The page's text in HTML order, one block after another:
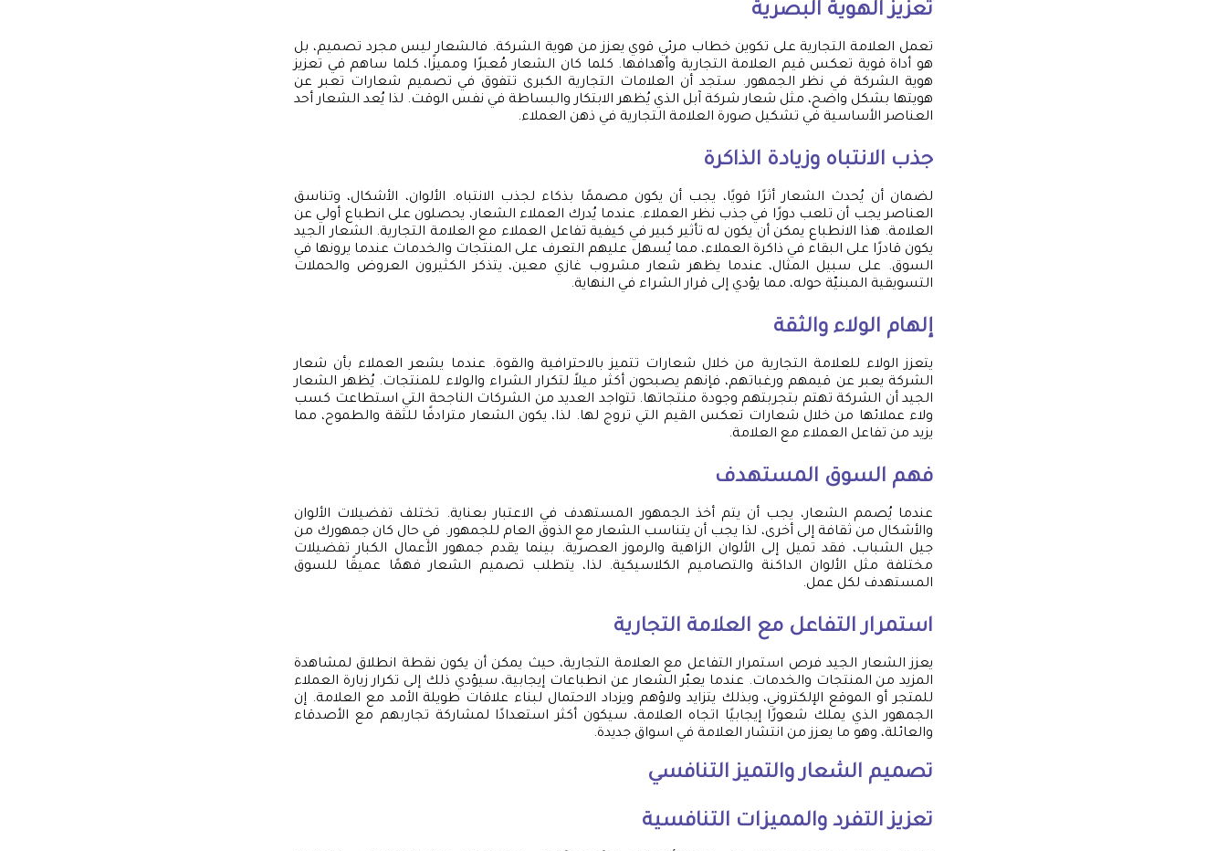
تعزيز الهوية البصرية
تعمل العلامة التجارية على تكوين خطاب مرئي قوي يعزز من هوية الشركة. فالشعار ليس مجرد تصميم، بل
هو أداة قوية تعكس قيم العلامة التجارية وأهدافها. كلما كان الشعار مُعبرًا ومميزًا، كلما ساهم في تعزيز
هوية الشركة في نظر الجمهور. ستجد أن العلامات التجارية الكبرى تتفوق في تصميم شعارات تعبر عن
هويتها بشكل واضح، مثل شعار شركة آبل الذي يُظهر الابتكار والبساطة في نفس الوقت. لذا يُعد الشعار أحد
العناصر الأساسية في تشكيل صورة العلامة التجارية في ذهن العملاء.
جذب الانتباه وزيادة الذاكرة
لضمان أن يُحدث الشعار أثرًا قويًا، يجب أن يكون مصممًا بذكاء لجذب الانتباه. الألوان، الأشكال، وتناسق
العناصر يجب أن تلعب دورًا في جذب نظر العملاء. عندما يُدرك العملاء الشعار، يحصلون على انطباع أولي عن
العلامة. هذا الانطباع يمكن أن يكون له تأثير كبير في كيفية تفاعل العملاء مع العلامة التجارية. الشعار الجيد
يكون قادرًا على البقاء في ذاكرة العملاء، مما يُسهل عليهم التعرف على المنتجات والخدمات عندما يرونها في
السوق. على سبيل المثال، عندما يظهر شعار مشروب غازي معين، يتذكر الكثيرون العروض والحملات
التسويقية المبنيّة حوله، مما يؤدي إلى قرار الشراء في النهاية.
إلهام الولاء والثقة
يتعزز الولاء للعلامة التجارية من خلال شعارات تتميز بالاحترافية والقوة. عندما يشعر العملاء بأن شعار
الشركة يعبر عن قيمهم ورغباتهم، فإنهم يصبحون أكثر ميلاً لتكرار الشراء والولاء للمنتجات. يُظهر الشعار
الجيد أن الشركة تهتم بتجربتهم وجودة منتجاتها. تتواجد العديد من الشركات الناجحة التي استطاعت كسب
ولاء عملائها من خلال شعارات تعكس القيم التي تروج لها. لذا، يكون الشعار مترادفًا للثقة والطموح، مما
يزيد من تفاعل العملاء مع العلامة.
فهم السوق المستهدف
عندما يُصمم الشعار، يجب أن يتم أخذ الجمهور المستهدف في الاعتبار بعناية. تختلف تفضيلات الألوان
والأشكال من ثقافة إلى أخرى، لذا يجب أن يتناسب الشعار مع الذوق العام للجمهور. في حال كان جمهورك من
جيل الشباب، فقد تميل إلى الألوان الزاهية والرموز العصرية. بينما يقدم جمهور الأعمال الكبار تفضيلات
مختلفة مثل الألوان الداكنة والتصاميم الكلاسيكية. لذا، يتطلب تصميم الشعار فهمًا عميقًا للسوق
المستهدف لكل عمل.
استمرار التفاعل مع العلامة التجارية
يعزز الشعار الجيد فرص استمرار التفاعل مع العلامة التجارية، حيث يمكن أن يكون نقطة انطلاق لمشاهدة
المزيد من المنتجات والخدمات. عندما يعبّر الشعار عن انطباعات إيجابية، سيؤدي ذلك إلى تكرار زيارة العملاء
للمتجر أو الموقع الإلكتروني، وبذلك يتزايد ولاؤهم ويزداد الاحتمال لبناء علاقات طويلة الأمد مع العلامة. إن
الجمهور الذي يملك شعورًا إيجابيًا اتجاه العلامة، سيكون أكثر استعدادًا لمشاركة تجاربهم مع الأصدقاء
والعائلة، وهو ما يعزز من انتشار العلامة في اسواق جديدة.
تصميم الشعار والتميز التنافسي
تعزيز التفرد والمميزات التنافسية